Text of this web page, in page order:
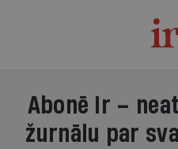
Abonē Ir –
žurnālu par